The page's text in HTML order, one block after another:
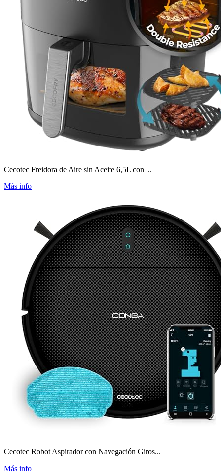
Cecotec Freidora de Aire sin Aceite 6,5L con ...
Más info
Cecotec Robot Aspirador con Navegación Giros...
Más info